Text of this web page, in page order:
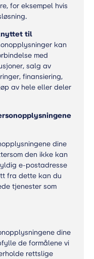
for eksempel hvis
til
kan
med
salg av
finansiering,
av hele eller deler
dine
den ikke kan
e-postadresse
fra dette kan du
tjenester som
dine
de formålene vi
rettslige